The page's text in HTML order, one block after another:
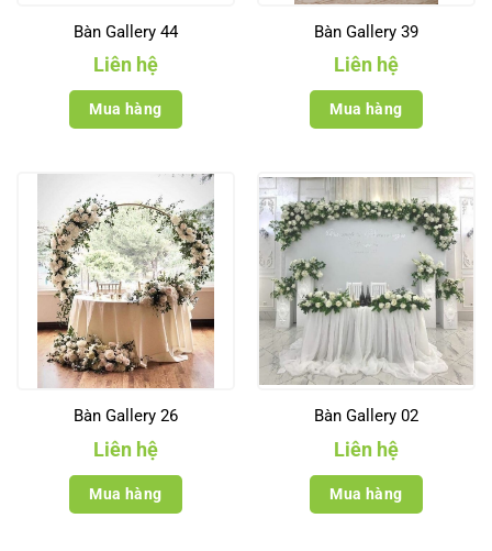
Bàn Gallery 44
Liên hệ
Mua hàng
Bàn Gallery 39
Liên hệ
Mua hàng
Bàn Gallery 26
Liên hệ
Mua hàng
Bàn Gallery 02
Liên hệ
Mua hàng